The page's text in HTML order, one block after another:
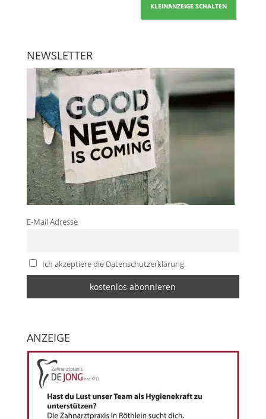
KLEINANZEIGE SCHALTEN
NEWSLETTER
E-Mail Adresse
Ich akzeptiere die Datenschutzerklärung.
ANZEIGE